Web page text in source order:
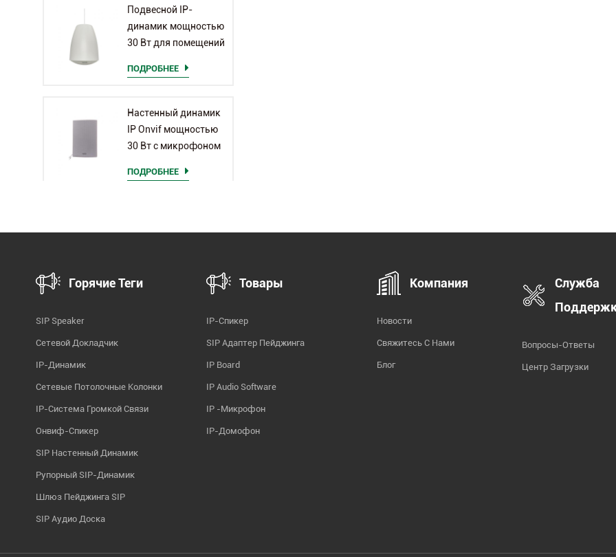
Подвесной IP-
динамик мощностью
30 Вт для помещений
ПОДРОБНЕЕ
Настенный динамик
IP Onvif мощностью
30 Вт с микрофоном
ПОДРОБНЕЕ
Горячие Теги
SIP Speaker
Сетевой Докладчик
IP-Динамик
Сетевые Потолочные Колонки
IP-Система Громкой Связи
Онвиф-Спикер
SIP Настенный Динамик
Рупорный SIP-Динамик
Шлюз Пейджинга SIP
SIP Аудио Доска
Товары
IP-Спикер
SIP Адаптер Пейджинга
IP Board
IP Audio Software
IP -микрофон
IP-Домофон
Компания
Новости
Свяжитесь С Нами
Блог
Служба
Вопросы-Ответы
Центр Загрузки